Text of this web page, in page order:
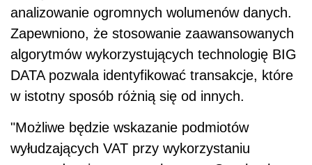
analizowanie ogromnych wolumenów danych.
Zapewniono, że stosowanie zaawansowanych
algorytmów wykorzystujących technologię BIG
DATA pozwala identyfikować transakcje, które
w istotny sposób różnią się od innych.
"Możliwe będzie wskazanie podmiotów
wyłudzających VAT przy wykorzystaniu